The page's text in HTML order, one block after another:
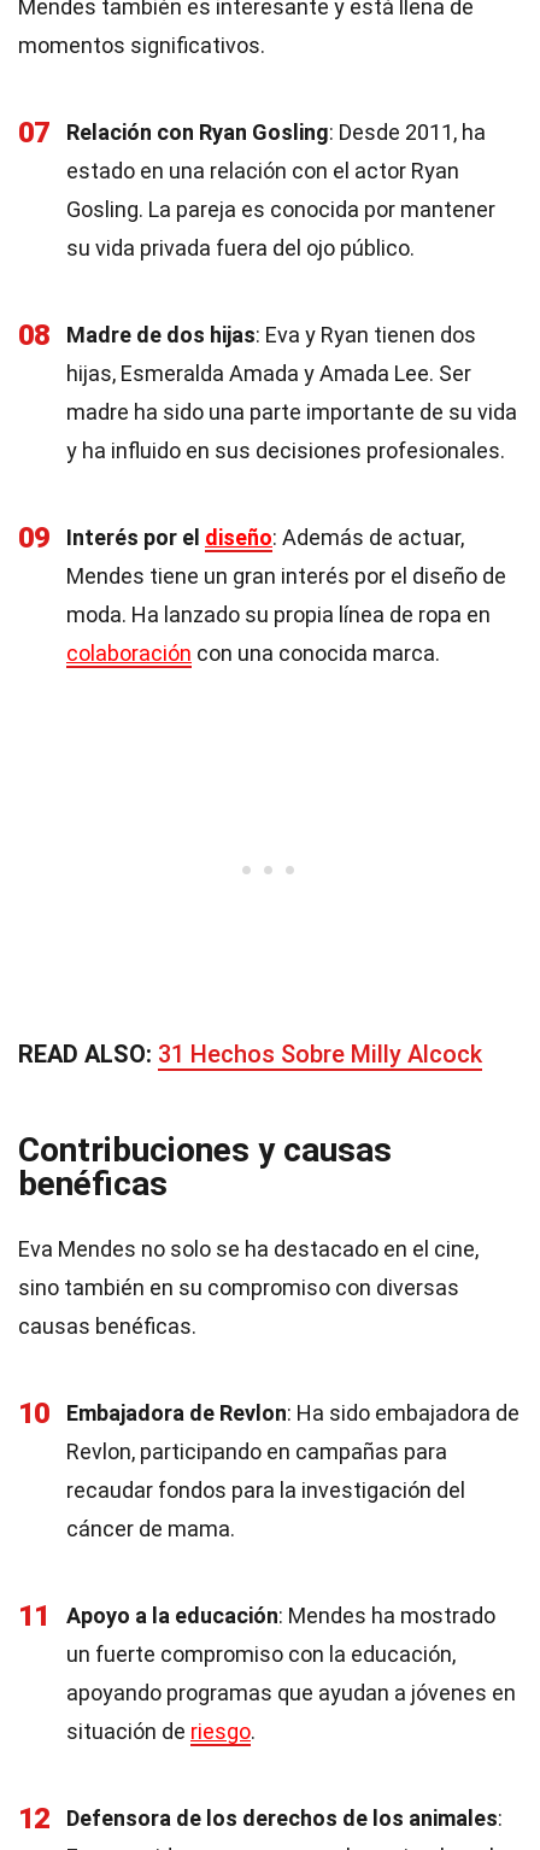
Mendes también es interesante y está llena de
momentos significativos.
07 Relación con Ryan Gosling: Desde 2011, ha
estado en una relación con el actor Ryan
Gosling. La pareja es conocida por mantener
su vida privada fuera del ojo público.
08 Madre de dos hijas: Eva y Ryan tienen dos
hijas, Esmeralda Amada y Amada Lee. Ser
madre ha sido una parte importante de su vida
y ha influido en sus decisiones profesionales.
09 Interés por el diseño: Además de actuar,
Mendes tiene un gran interés por el diseño de
moda. Ha lanzado su propia línea de ropa en
colaboración con una conocida marca.
READ ALSO: 31 Hechos Sobre Milly Alcock
Contribuciones y causas
benéficas
Eva Mendes no solo se ha destacado en el cine,
sino también en su compromiso con diversas
causas benéficas.
10 Embajadora de Revlon: Ha sido embajadora de
Revlon, participando en campañas para
recaudar fondos para la investigación del
cáncer de mama.
11 Apoyo a la educación: Mendes ha mostrado
un fuerte compromiso con la educación,
apoyando programas que ayudan a jóvenes en
situación de riesgo.
12 Defensora de los derechos de los animales: